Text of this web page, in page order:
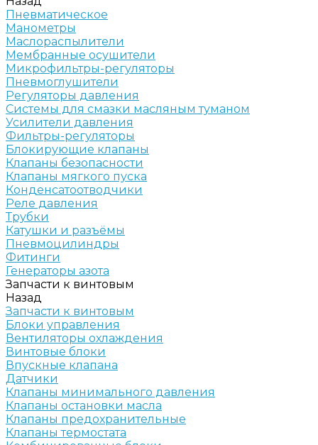
Пневматическое
Манометры
Маслораспылители
Мембранные осушители
Микрофильтры-регуляторы
Пневмоглушители
Регуляторы давления
Системы для смазки масляным туманом
Усилители давления
Фильтры-регуляторы
Блокирующие клапаны
Клапаны безопасности
Клапаны мягкого пуска
Конденсатоотводчики
Реле давления
Трубки
Катушки и разъёмы
Пневмоцилиндры
Фитинги
Генераторы азота
Запчасти к винтовым
Назад
Запчасти к винтовым
Блоки управления
Вентиляторы охлаждения
Винтовые блоки
Впускные клапана
Датчики
Клапаны минимального давления
Клапаны остановки масла
Клапаны предохранительные
Клапаны термостата